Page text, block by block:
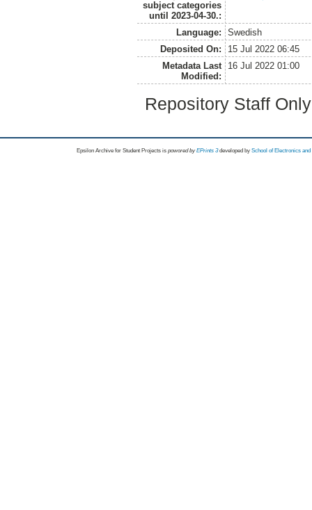
subject categories
until 2023-04-30.:
Language:
Swedish
Deposited On:
15 Jul 2022 06:45
Metadata Last
Modified:
16 Jul 2022 01:00
Repository Staff
Epsilon Archive for Student Projects is powored byEPrints 3 developed by School of Electronics